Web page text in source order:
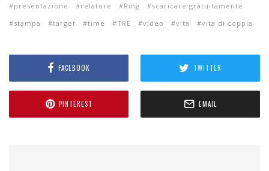
presentazione
relatore Ring
scaricare gratuitamente
stampa
target time TRE video vita vita di coppia
FACEBOOK TWITTER
PINTEREST EMAIL